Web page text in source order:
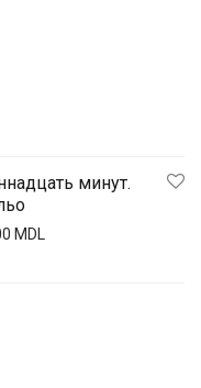
минут.
MDL